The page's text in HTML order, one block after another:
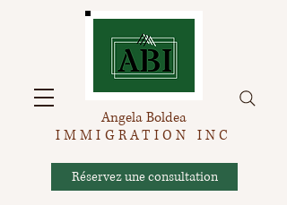
Réservez une consultation
Angela Boldea
IMMIGRATION INC